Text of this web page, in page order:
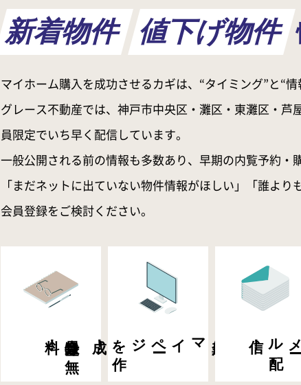
新着物件 値下げ物件
マイホーム購入を成功させるカギは、“タイミング”と“情
グレース不動産では、神戸市中央区・灘区・東灘区・
員限定でいち早く配信しています。
一般公開される前の情報も多数あり、早期の内覧予約・
「まだネットに出ていない物件情報がほしい」「誰よ
会員登録をご検討ください。
会員登録は
無
料！ マイペ
ー
ジを
作
成！ メ
ー
ル
配
信！